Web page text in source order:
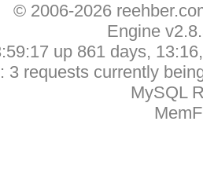
© 2006-2026
Engine
up 861 days,
3 requests currently
MySQL